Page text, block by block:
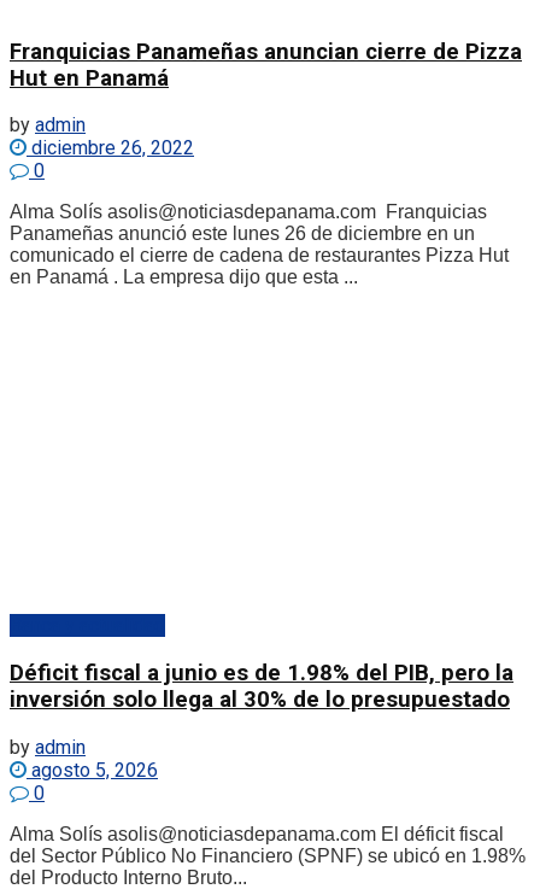
Franquicias Panameñas anuncian cierre de Pizza
Hut en Panamá
by admin
diciembre 26, 2022
0
Alma Solís asolis@noticiasdepanama.com Franquicias
Panameñas anunció este lunes 26 de diciembre en un
comunicado el cierre de cadena de restaurantes Pizza Hut
en Panamá . La empresa dijo que esta ...
Déficit fiscal a junio es de 1.98% del PIB, pero la
inversión solo llega al 30% de lo presupuestado
by admin
agosto 5, 2026
0
Alma Solís asolis@noticiasdepanama.com El déficit fiscal
del Sector Público No Financiero (SPNF) se ubicó en 1.98%
del Producto Interno Bruto...